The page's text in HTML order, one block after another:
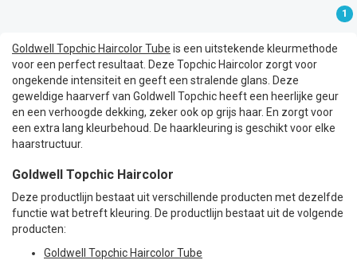
1
Goldwell Topchic Haircolor Tube is een uitstekende kleurmethode
voor een perfect resultaat. Deze Topchic Haircolor zorgt voor
ongekende intensiteit en geeft een stralende glans. Deze
geweldige haarverf van Goldwell Topchic heeft een heerlijke geur
en een verhoogde dekking, zeker ook op grijs haar. En zorgt voor
een extra lang kleurbehoud. De haarkleuring is geschikt voor elke
haarstructuur.
Goldwell Topchic Haircolor
Deze productlijn bestaat uit verschillende producten met dezelfde
functie wat betreft kleuring. De productlijn bestaat uit de volgende
producten:
Goldwell Topchic Haircolor Tube